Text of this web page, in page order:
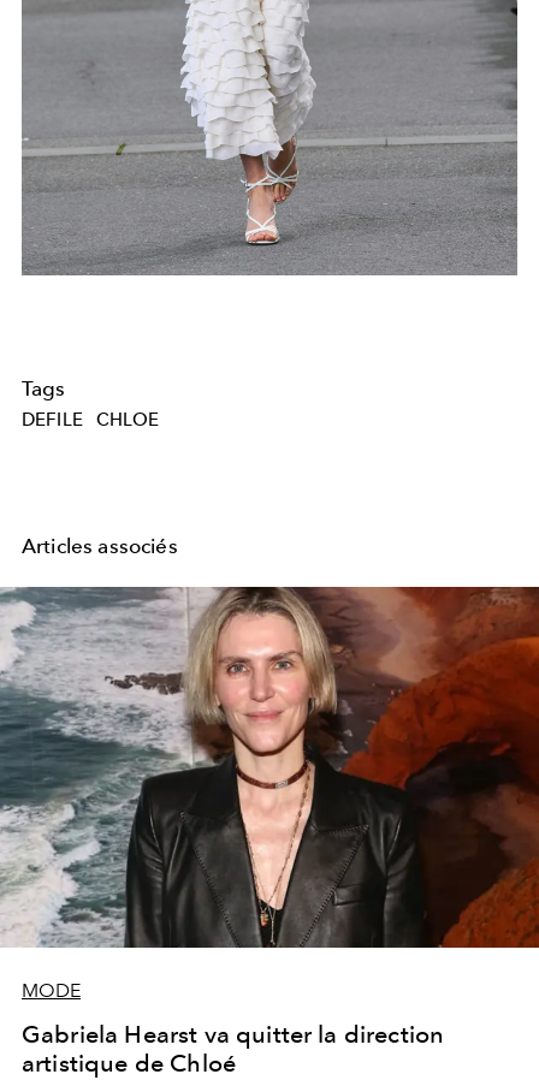
Tags
DEFILE CHLOE
Articles associés
MODE
Gabriela Hearst va quitter la direction
artistique de Chloé